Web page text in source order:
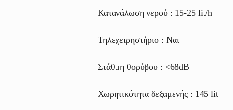
Κατανάλωση νερού : 15-25 lit/h
Τηλεχειρηστήριο : Ναι
Στάθμη θορύβου : <68dB
Χωρητικότητα δεξαμενής : 145 lit